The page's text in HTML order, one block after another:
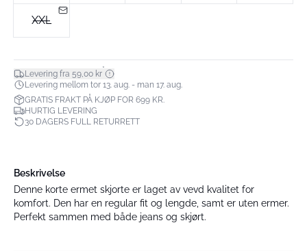
XXL
Levering fra 59,00 kr*
Levering mellom tor 13. aug. - man 17. aug.
GRATIS FRAKT PÅ KJØP FOR 699 KR.
HURTIG LEVERING
30 DAGERS FULL RETURRETT
Beskrivelse
Denne korte ermet skjorte er laget av vevd kvalitet for
komfort. Den har en regular fit og lengde, samt er uten ermer.
Perfekt sammen med både jeans og skjørt.